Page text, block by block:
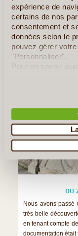
expérience de
certains de nos
consentement et
données selon le
pouvez gérer
"Personnaliser".
Pour en savoir
d'est en ouest en
DU
Nous avons passé
très belle
en tenant compte
documentation était